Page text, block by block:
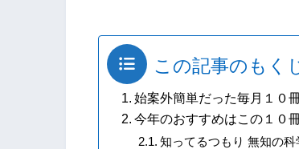
この記事のもく
始案外簡単だった毎月１０
今年のおすすめはこの１０冊
知ってるつもり 無知の科